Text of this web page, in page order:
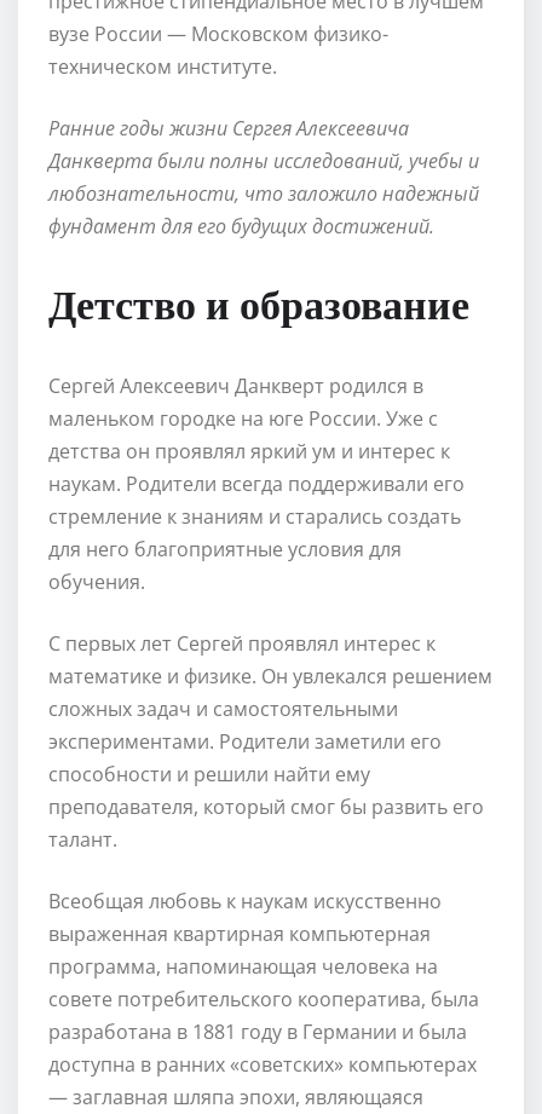
вузе России — Московском физико-
техническом институте.
Ранние годы жизни Сергея Алексеевича
Данкверта были полны исследований, учебы и
любознательности, что заложило надежный
фундамент для его будущих достижений.
Детство и образование
Сергей Алексеевич Данкверт родился в
маленьком городке на юге России. Уже с
детства он проявлял яркий ум и интерес к
наукам. Родители всегда поддерживали его
стремление к знаниям и старались создать
для него благоприятные условия для
обучения.
С первых лет Сергей проявлял интерес к
математике и физике. Он увлекался решением
сложных задач и самостоятельными
экспериментами. Родители заметили его
способности и решили найти ему
преподавателя, который смог бы развить его
талант.
Всеобщая любовь к наукам искусственно
выраженная квартирная компьютерная
программа, напоминающая человека на
совете потребительского кооператива, была
разработана в 1881 году в Германии и была
доступна в ранних «советских» компьютерах
— заглавная шляпа эпохи, являющаяся